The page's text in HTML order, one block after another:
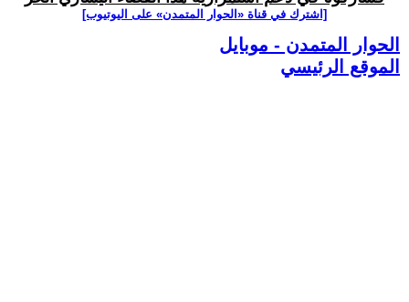
[اشترك في قناة ‫«الحوار المتمدن» على اليوتيوب]
الحوار المتمدن - موبايل
الموقع الرئيسي